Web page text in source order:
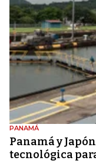
PANAMÁ
Panamá y
tecnológica